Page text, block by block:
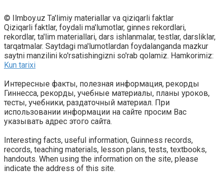
© Ilmboy.uz Ta'limiy materiallar va qiziqarli faktlar
Qiziqarli faktlar, foydali ma'lumotlar, ginnes rekordlari,
rekordlar, ta'lim materiallari, dars ishlanmalar, testlar, darsliklar,
tarqatmalar. Saytdagi ma'lumotlardan foydalanganda mazkur
saytni manzilini ko'rsatishingizni so'rab qolamiz. Hamkorimiz:
Kun tarixi
Интересные факты, полезная информация, рекорды
Гиннесса, рекорды, учебные материалы, планы уроков,
тесты, учебники, раздаточный материал. При
использовании информации на сайте просим Вас
указывать адрес этого сайта.
Interesting facts, useful information, Guinness records,
records, teaching materials, lesson plans, tests, textbooks,
handouts. When using the information on the site, please
indicate the address of this site.